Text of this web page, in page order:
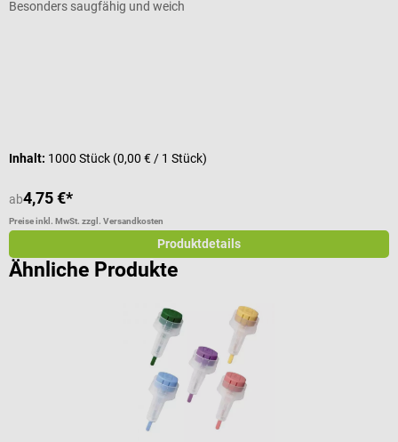
Besonders saugfähig und weich
Inhalt: 1000 Stück (0,00 € / 1 Stück)
ab4,75 €*
Preise inkl. MwSt. zzgl. Versandkosten
Produktdetails
Ähnliche Produkte